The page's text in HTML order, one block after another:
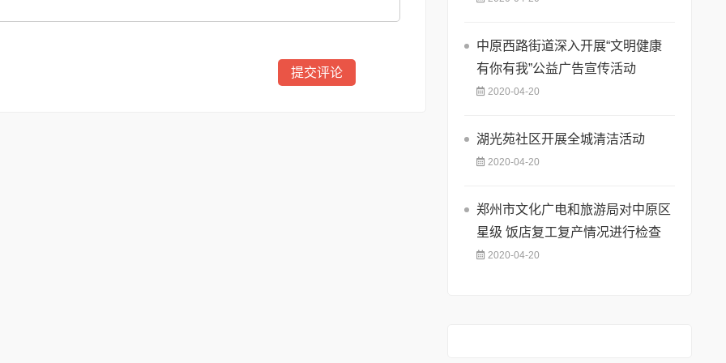
中原西路街道深入开展“文明健康
有你有我”公益广告宣传活动
2020-04-20
湖光苑社区开展全城清洁活动
2020-04-20
郑州市文化广电和旅游局对中原区
星级 饭店复工复产情况进行检查
2020-04-20